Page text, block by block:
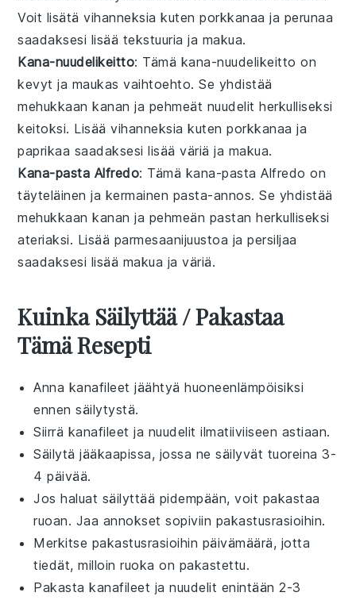
Voit lisätävihanneksia kutenporkkanaa ja perunaa
saadaksesi lisää tekstuuria ja makua.
Kana-nuudelikeitto: Tämä kana-nuudelikeitto on
kevyt ja maukas vaihtoehto. Se yhdistää
mehukkaankanan ja pehmeät nuudelit herkulliseksi
keitoksi. Lisäävihanneksia kutenporkkanaa ja
paprikaa saadaksesi lisää väriä ja makua.
Kana-pasta Alfredo: Tämä kana-pasta Alfredo on
täyteläinen ja kermainen pasta-annos. Se yhdistää
mehukkaankanan ja pehmeän pastan herkulliseksi
ateriaksi. Lisää parmesaanijuustoa japersiljaa
saadaksesi lisää makua ja väriä.
Kuinka Säilyttää / Pakastaa
Tämä Resepti
Anna kanafileet jäähtyä huoneenlämpöisiksi
ennen säilytystä.
Siirrä kanafileet ja nuudelit ilmatiiviiseen astiaan.
Säilytä jääkaapissa, jossa ne säilyvät tuoreina 3-
4 päivää.
Jos haluat säilyttää pidempään, voit pakastaa
ruoan. Jaa annokset sopiviin pakastusrasioihin.
Merkitse pakastusrasioihin päivämäärä, jotta
tiedät, milloin ruoka on pakastettu.
Pakastakanafileet januudelit enintään 2-3